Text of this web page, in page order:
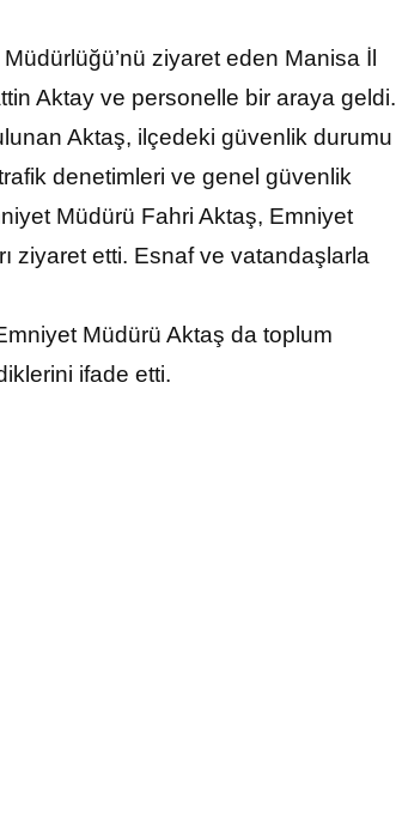
ziyaret eden Manisa İl
Aktay ve personelle bir araya geldi.
Aktaş, ilçedeki güvenlik durumu
denetimleri ve genel güvenlik
Müdürü Fahri Aktaş, Emniyet
ziyaret etti. Esnaf ve vatandaşlarla
Müdürü Aktaş da toplum
ifade etti.